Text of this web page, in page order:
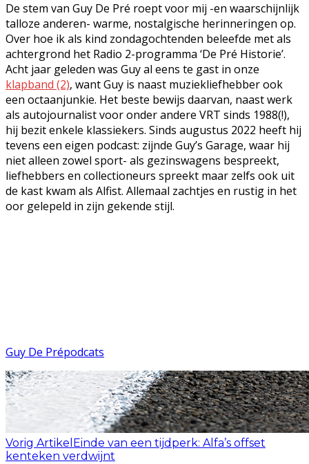
De stem van Guy De Pré roept voor mij -en waarschijnlijk
talloze anderen- warme, nostalgische herinneringen op.
Over hoe ik als kind zondagochtenden beleefde met als
achtergrond het Radio 2-programma ‘De Pré Historie’.
Acht jaar geleden was Guy al eens te gast in onze
klapband (2), want Guy is naast muziekliefhebber ook
een octaanjunkie. Het beste bewijs daarvan, naast werk
als autojournalist voor onder andere VRT sinds 1988(!),
hij bezit enkele klassiekers. Sinds augustus 2022 heeft hij
tevens een eigen podcast: zijnde Guy’s Garage, waar hij
niet alleen zowel sport- als gezinswagens bespreekt,
liefhebbers en collectioneurs spreekt maar zelfs ook uit
de kast kwam als Alfist. Allemaal zachtjes en rustig in het
oor gelepeld in zijn gekende stijl.
Guy De Prépodcats
Vorig Artikel Einde van een tijdperk: Alfa’s offset
kenteken verdwijnt